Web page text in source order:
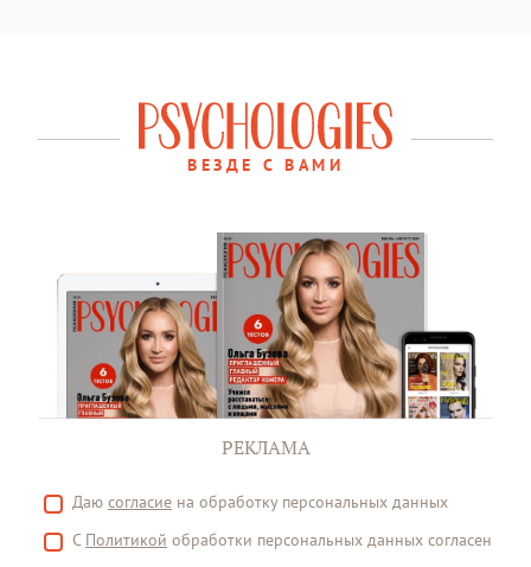
ВЕЗДЕ С ВАМИ
РЕКЛАМА
Даю согласие на обработку персональных данных
С Политикой обработки персональных данных согласен